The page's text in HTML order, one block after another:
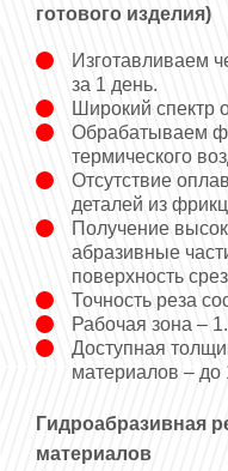
готового изделия)
Изготавливаем
за 1 день.
Широкий спектр
Обрабатываем
термического
Отсутствие
деталей из
Получение
абразивные
поверхность
Точность реза
Рабочая зона –
Доступная
материалов – до
Гидроабразивная
материалов